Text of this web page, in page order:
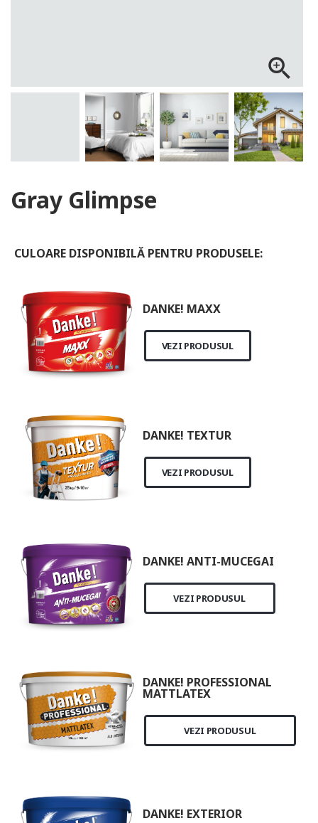
zoom_in
Gray Glimpse
CULOARE DISPONIBILĂ PENTRU PRODUSELE:
DANKE! MAXX
VEZI PRODUSUL
DANKE! TEXTUR
VEZI PRODUSUL
DANKE! ANTI-MUCEGAI
VEZI PRODUSUL
DANKE! PROFESSIONAL
MATTLATEX
VEZI PRODUSUL
DANKE! EXTERIOR